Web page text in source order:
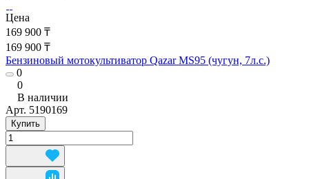
Цена
169 900 ₸
169 900 ₸
Бензиновый мотокультиватор Qazar MS95 (чугун, 7л.с.)
0
0
В наличии
Арт. 5190169
Купить